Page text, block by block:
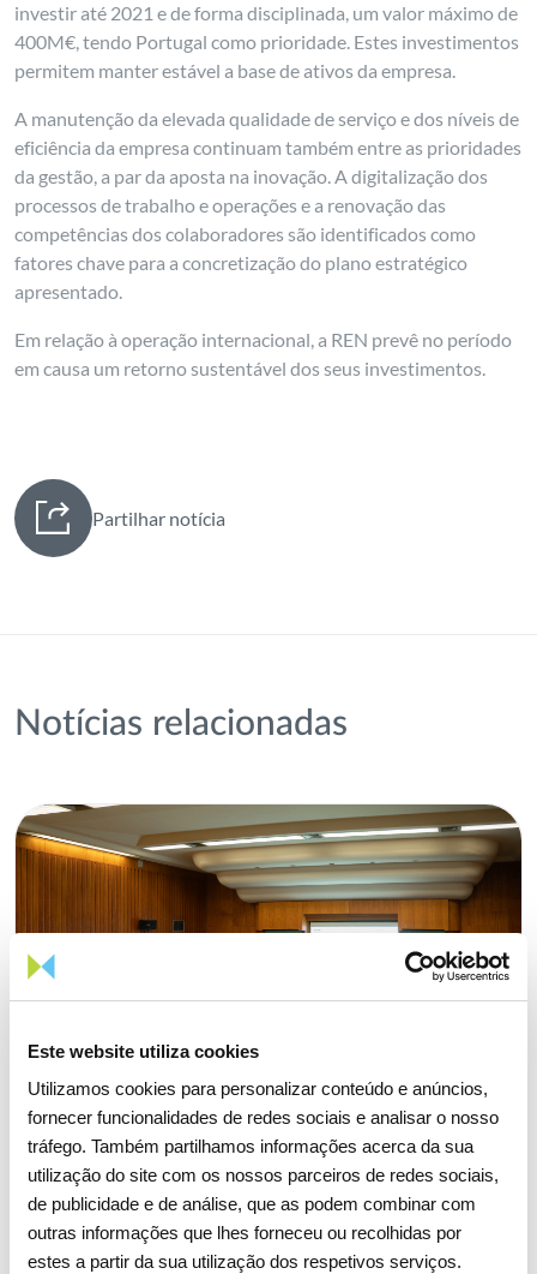
Este website utiliza cookies
Utilizamos cookies para personalizar conteúdo e anúncios,
fornecer funcionalidades de redes sociais e analisar o nosso
tráfego. Também partilhamos informações acerca da sua
utilização do site com os nossos parceiros de redes sociais,
de publicidade e de análise, que as podem combinar com
outras informações que lhes forneceu ou recolhidas por
estes a partir da sua utilização dos respetivos serviços.
investir até 2021 e de forma disciplinada, um valor máximo de
400M€, tendo Portugal como prioridade. Estes investimentos
permitem manter estável a base de ativos da empresa.
A manutenção da elevada qualidade de serviço e dos níveis de
eficiência da empresa continuam também entre as prioridades
da gestão, a par da aposta na inovação. A digitalização dos
processos de trabalho e operações e a renovação das
competências dos colaboradores são identificados como
fatores chave para a concretização do plano estratégico
apresentado.
Em relação à operação internacional, a REN prevê no período
em causa um retorno sustentável dos seus investimentos.
Partilhar notícia
Notícias relacionadas